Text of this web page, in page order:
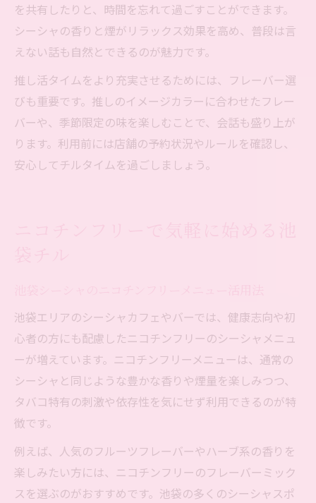
を共有したりと、時間を忘れて過ごすことができます。
シーシャの香りと煙がリラックス効果を高め、普段は言
えない話も自然とできるのが魅力です。
推し活タイムをより充実させるためには、フレーバー選
びも重要です。推しのイメージカラーに合わせたフレー
バーや、季節限定の味を楽しむことで、会話も盛り上が
ります。利用前には店舗の予約状況やルールを確認し、
安心してチルタイムを過ごしましょう。
池袋エリアのシーシャカフェやバーでは、健康志向や初
心者の方にも配慮したニコチンフリーのシーシャメニュ
ーが増えています。ニコチンフリーメニューは、通常の
シーシャと同じような豊かな香りや煙量を楽しみつつ、
タバコ特有の刺激や依存性を気にせず利用できるのが特
徴です。
例えば、人気のフルーツフレーバーやハーブ系の香りを
楽しみたい方には、ニコチンフリーのフレーバーミック
スを選ぶのがおすすめです。池袋の多くのシーシャスポ